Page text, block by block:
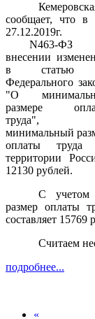
сообщает, что в
27.12.2019г.
N463-ФЗ
внесении
в статью
Федерального
"О
размере
труда",
минимальный
оплаты труда
территории
12130 рублей.
С учетом
размер оплаты
составляет 15769
Считаем
подробнее...
«